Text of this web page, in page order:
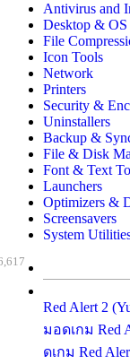
Antivirus and
Desktop & OS
File
Icon Tools
Network
Printers
Security &
Uninstallers
Backup &
File & Disk
Font & Text
Launchers
Optimizers &
Screensavers
System
Red Alert 2
มอดเกม Red
ดเกม Red